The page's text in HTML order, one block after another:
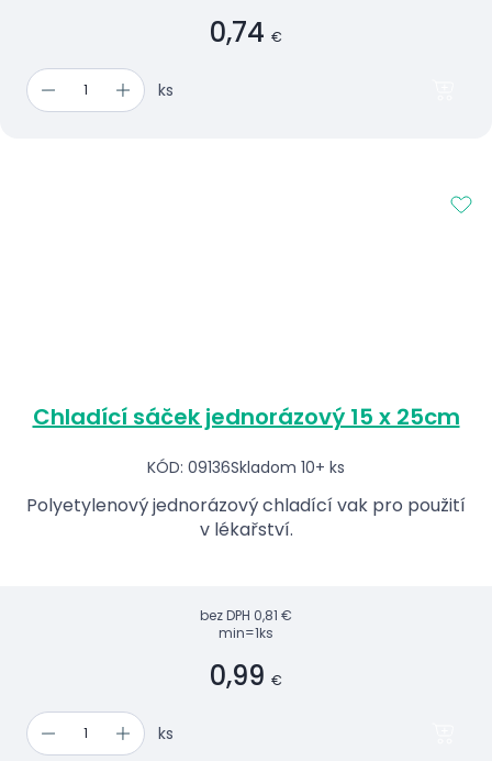
0,74 €
ks
Chladící sáček jednorázový 15 x 25cm
KÓD: 09136Skladom 10+ ks
Polyetylenový jednorázový chladící vak pro použití
v lékařství.
bez DPH 0,81 €
min=1ks
0,99 €
ks